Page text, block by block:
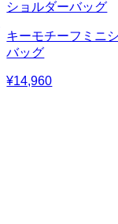
ショルダーバッグ
キーモチーフミニ
バッグ
¥14,960